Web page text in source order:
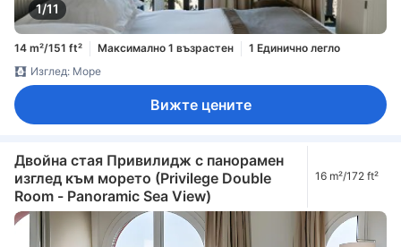
1/11
14 m²/151 ft² Максимално 1 възрастен
1 Единично легло
Изглед: Море
Вижте цените
Двойна стая Привилидж с панорамен
изглед към морето (Privilege Double
Room - Panoramic Sea View)
16 m²/172 ft²